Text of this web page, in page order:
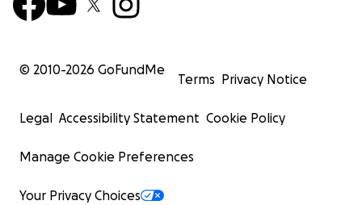
© 2010-2026 GoFundMe
Terms Privacy Notice
Legal Accessibility Statement Cookie Policy
Manage Cookie Preferences
Your Privacy Choices